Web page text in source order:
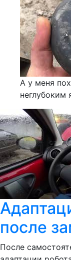
А у меня
неглубоким
после
После